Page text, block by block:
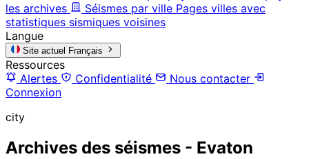
les archives
Séismes par ville Pages villes avec
statistiques sismiques voisines
Langue
Site actuel Français
Ressources
Alertes
Confidentialité
Nous contacter
Connexion
city
Archives des séismes - Evaton